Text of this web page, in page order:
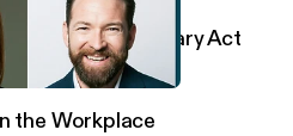
as a Revolutionary Act
the Workplace